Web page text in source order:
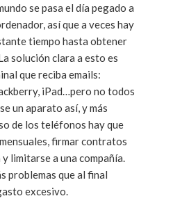
se pasa el día pegado a
así que a veces hay
tiempo hasta obtener
solución clara a esto es
que reciba emails:
iPad…pero no todos
un aparato así, y más
de los teléfonos hay que
firmar contratos
limitarse a una compañía.
problemas que al final
excesivo.